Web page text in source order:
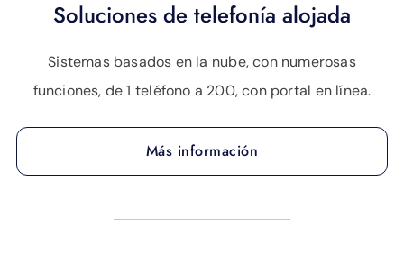
Soluciones de telefonía alojada
Sistemas basados en la nube, con numerosas
funciones, de 1 teléfono a 200, con portal en línea.
Más información